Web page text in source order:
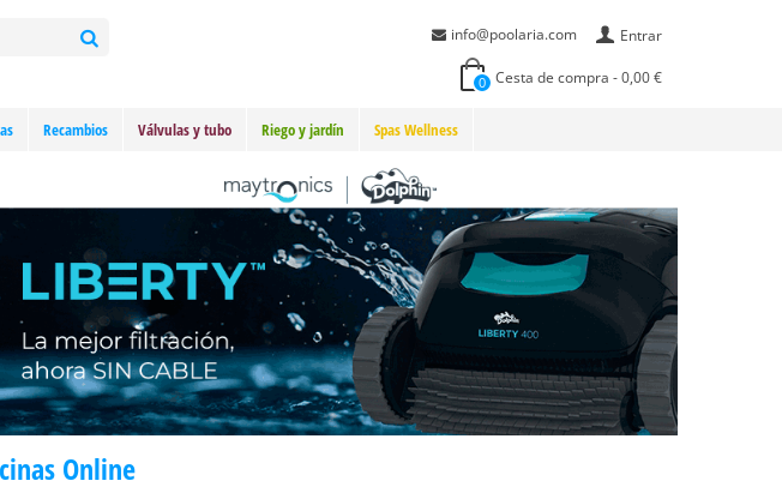
Entrar
info@poolaria.com
0 Cesta de compra -0,00 €
Recambios Válvulas y tubo Riego y jardín Spas Wellness
Online